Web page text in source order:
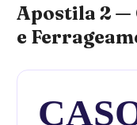
Apostila 2 —
e